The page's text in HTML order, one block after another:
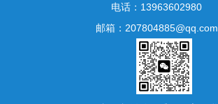
电话：13963602980
邮箱：207804885@qq.com